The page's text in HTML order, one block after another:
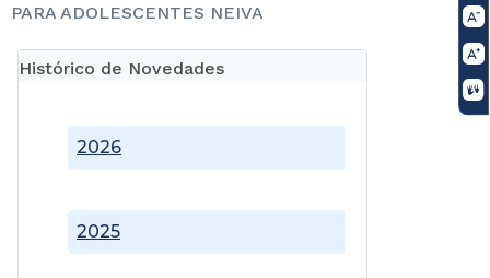
PARA ADOLESCENTES NEIVA
Histórico de Novedades
2025
2026